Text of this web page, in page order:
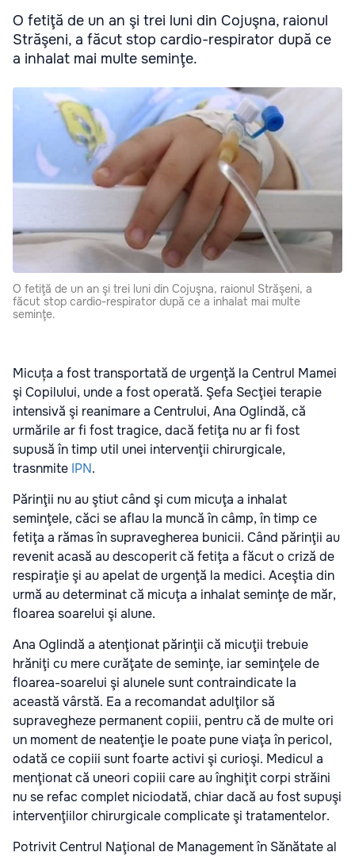
O fetiţă de un an şi trei luni din Cojuşna, raionul
Străşeni, a făcut stop cardio-respirator după ce
a inhalat mai multe seminţe.
O fetiţă de un an şi trei luni din Cojuşna, raionul Străşeni, a
făcut stop cardio-respirator după ce a inhalat mai multe
seminţe.
Micuța a fost transportată de urgenţă la Centrul Mamei
şi Copilului, unde a fost operată. Şefa Secţiei terapie
intensivă şi reanimare a Centrului, Ana Oglindă, că
urmările ar fi fost tragice, dacă fetiţa nu ar fi fost
supusă în timp util unei intervenţii chirurgicale,
trasnmite IPN.
Părinţii nu au ştiut când şi cum micuţa a inhalat
seminţele, căci se aflau la muncă în câmp, în timp ce
fetiţa a rămas în supravegherea bunicii. Când părinţii au
revenit acasă au descoperit că fetiţa a făcut o criză de
respiraţie şi au apelat de urgenţă la medici. Aceştia din
urmă au determinat că micuţa a inhalat seminţe de măr,
floarea soarelui şi alune.
Ana Oglindă a atenţionat părinţii că micuţii trebuie
hrăniţi cu mere curăţate de seminţe, iar seminţele de
floarea-soarelui şi alunele sunt contraindicate la
această vârstă. Ea a recomandat adulţilor să
supravegheze permanent copiii, pentru că de multe ori
un moment de neatenţie le poate pune viaţa în pericol,
odată ce copiii sunt foarte activi şi curioşi. Medicul a
menţionat că uneori copiii care au înghiţit corpi străini
nu se refac complet niciodată, chiar dacă au fost supuşi
intervenţiilor chirurgicale complicate şi tratamentelor.
Potrivit Centrul Naţional de Management în Sănătate al